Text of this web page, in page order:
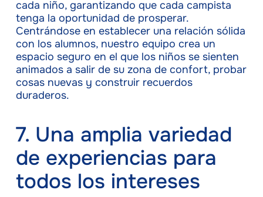
cada niño, garantizando que cada campista
tenga la oportunidad de prosperar.
Centrándose en establecer una relación sólida
con los alumnos, nuestro equipo crea un
espacio seguro en el que los niños se sienten
animados a salir de su zona de confort, probar
cosas nuevas y construir recuerdos
duraderos.
7. Una amplia variedad
de experiencias para
todos los intereses